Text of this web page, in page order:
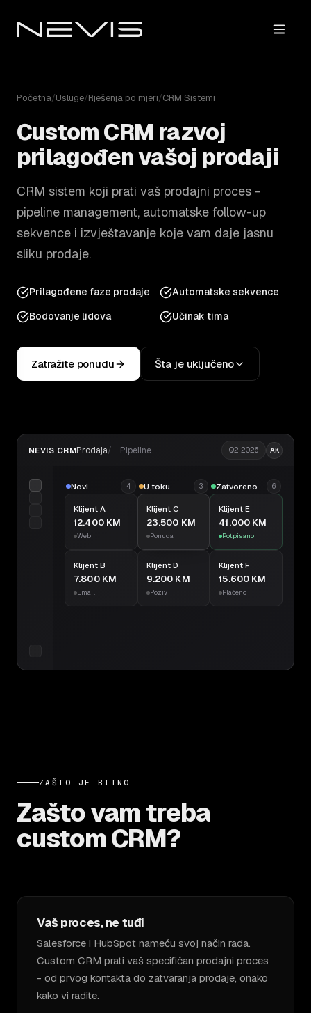
Početna/Usluge/Rješenja po mjeri/CRM Sistemi
Custom CRM razvoj
prilagođen vašoj prodaji
CRM sistem koji prati vaš prodajni proces -
pipeline management, automatske follow-up
sekvence i izvještavanje koje vam daje jasnu
sliku prodaje.
Prilagođene faze prodaje
Automatske sekvence
Bodovanje lidova
Učinak tima
Zatražite ponudu Šta je uključeno
NEVIS CRMProdaja Pipeline Q2 2026 AK
Novi 4
Klijent A
12.400 KM
Web
Klijent B
7.800 KM
Email
U toku 3
Klijent C
23.500 KM
Ponuda
Klijent D
9.200 KM
Poziv
Zatvoreno 6
Klijent E
41.000 KM
Potpisano
Klijent F
15.600 KM
Plaćeno
ZAŠTO JE BITNO
Zašto vam treba
custom CRM?
Vaš proces, ne tuđi
Salesforce i HubSpot nameću svoj način rada.
Custom CRM prati vaš specifičan prodajni proces
- od prvog kontakta do zatvaranja prodaje, onako
kako vi radite.